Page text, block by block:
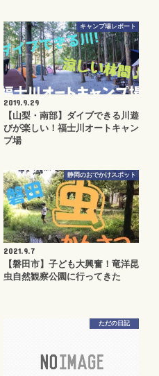
キャンプ場レポート
2019.9.29
【山梨・南部】ダイブできる川遊
びが楽しい！福士川オートキャン
プ場
静岡のおでかけスポット
2021.9.7
【磐田市】子ども大興奮！竜洋昆
虫自然観察公園に行ってきた
ただの日記